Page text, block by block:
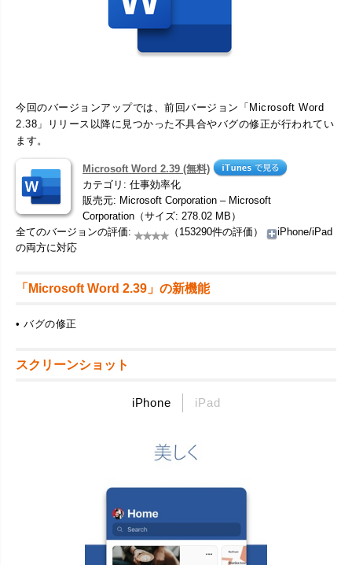
今回のバージョンアップでは、前回バージョン「Microsoft Word
2.38」リリース以降に見つかった不具合やバグの修正が行われてい
ます。
Microsoft Word 2.39 (無料)
カテゴリ: 仕事効率化
販売元: Microsoft Corporation – Microsoft
Corporation（サイズ: 278.02 MB）
全てのバージョンの評価:
（153290件の評価）
iPhone/iPad
の両方に対応
「Microsoft Word 2.39」の新機能
• バグの修正
スクリーンショット
iPhone iPad